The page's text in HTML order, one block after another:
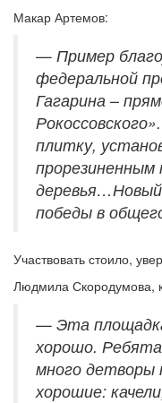
Макар Артемов:
— Пример
федеральной
Гагарина –
плитку,
победы в
Участвовать стоило,
Людмила Скородумова,
— Эта
хорошо.
много детворы
хорошие: